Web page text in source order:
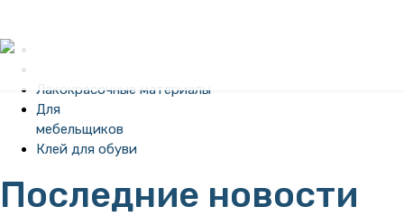
Лакокрасочные материалы
Для
мебельщиков
Клей для обуви
Последние новости